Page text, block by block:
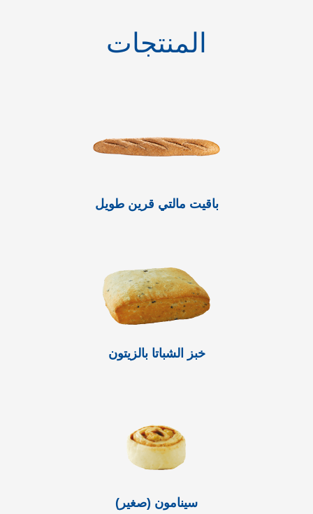
المنتجات
باقيت مالتي قرين طويل
خبز الشباتا بالزيتون
سينامون (صغير)